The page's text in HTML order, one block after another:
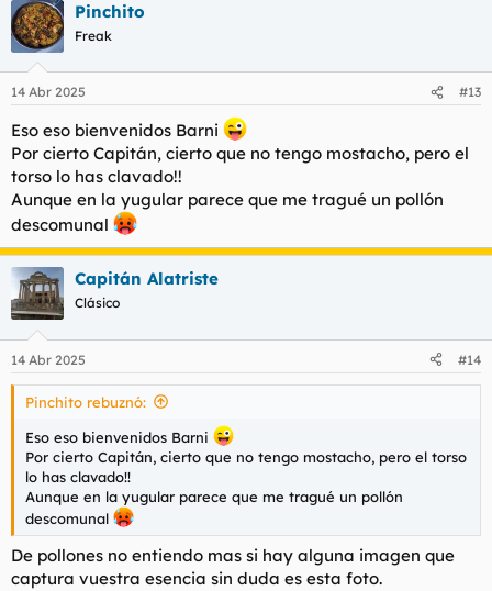
c
c
i
e
:
Pinchito
Freak
14 Abr 2025 #13
Eso eso bienvenidos Barni
Por cierto Capitán, cierto que no tengo mostacho, pero el
torso lo has clavado!!
Aunque en la yugular parece que me tragué un pollón
descomunal
Capitán Alatriste
Clásico
14 Abr 2025 #14
Pinchito rebuznó:
Eso eso bienvenidos Barni
Por cierto Capitán, cierto que no tengo mostacho, pero el torso
lo has clavado!!
Aunque en la yugular parece que me tragué un pollón
descomunal
De pollones no entiendo mas si hay alguna imagen que
captura vuestra esencia sin duda es esta foto.